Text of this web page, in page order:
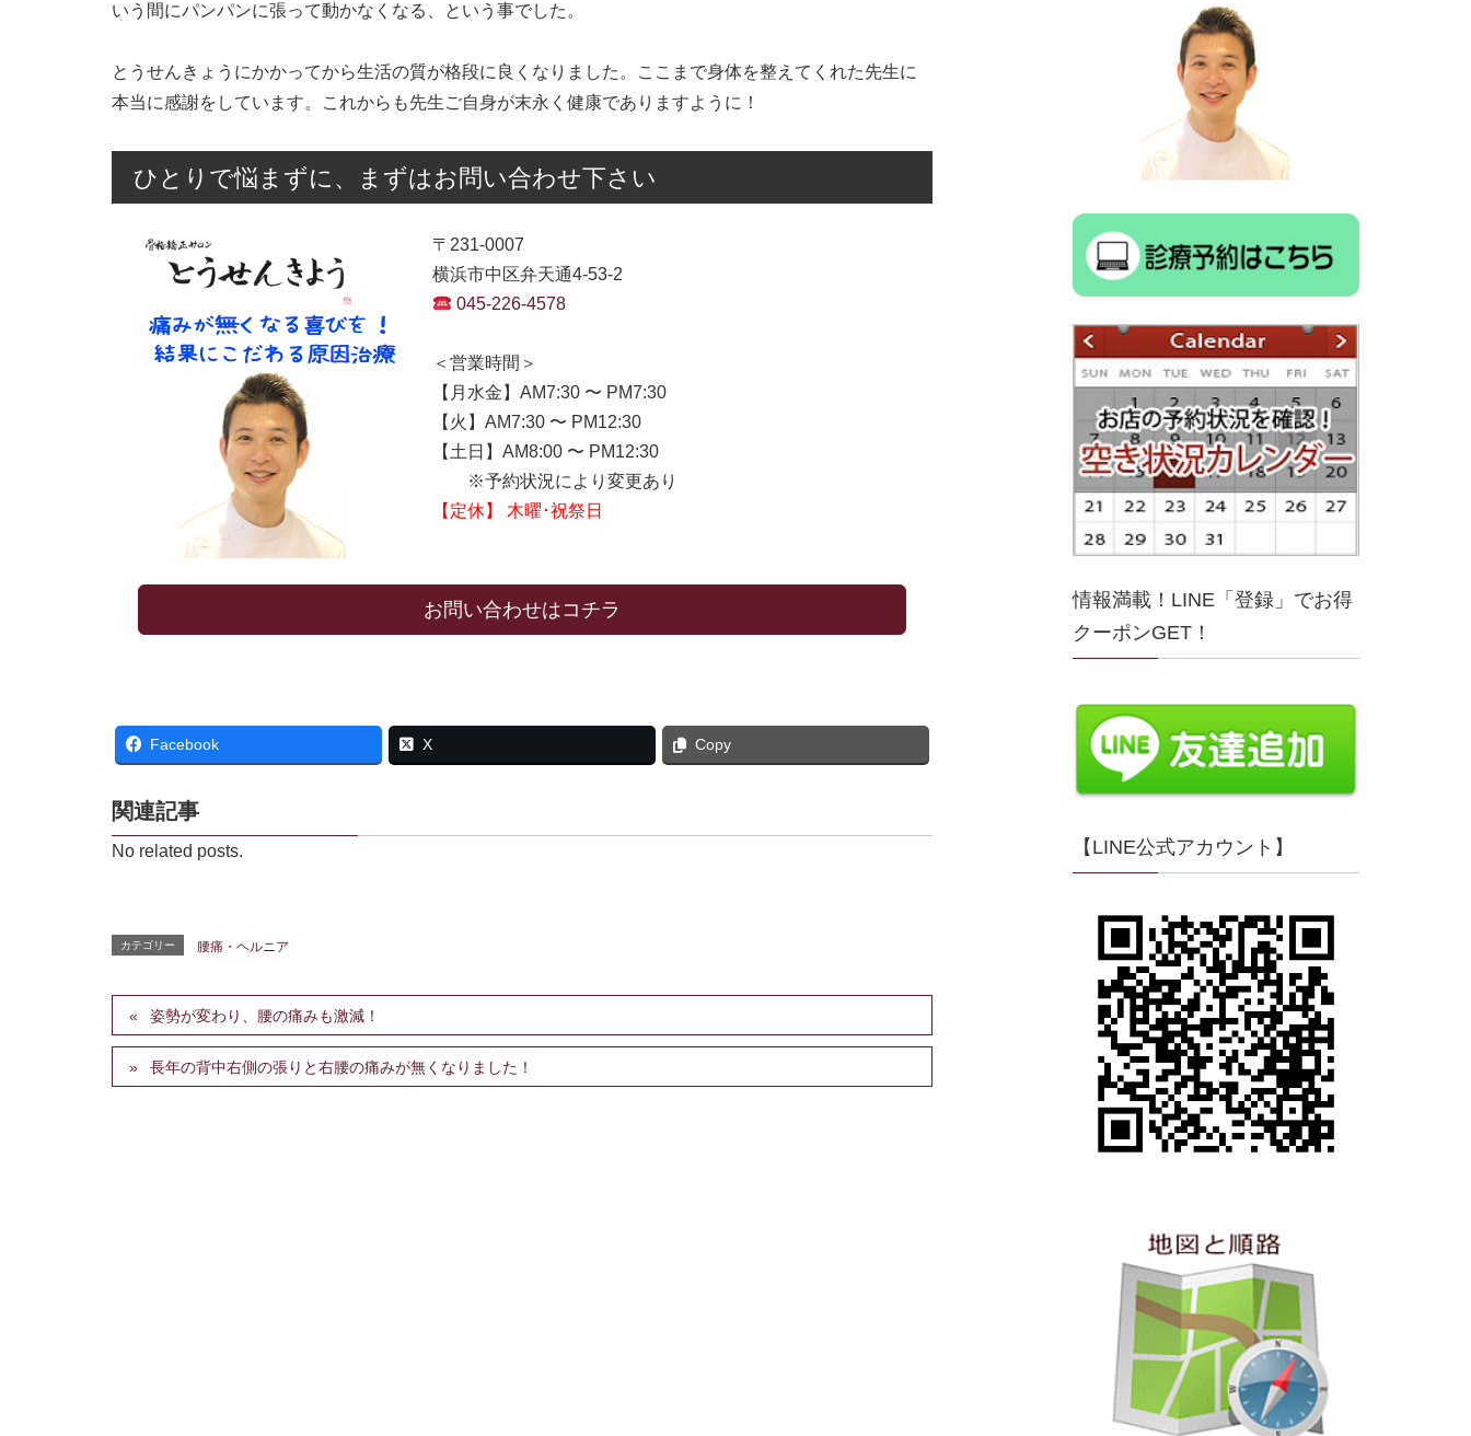
いう間にパンパンに張って動かなくなる、という事でした。
とうせんきょうにかかってから生活の質が格段に良くなりました。ここまで身体を整えてくれた先生に
本当に感謝をしています。これからも先生ご自身が末永く健康でありますように！
ひとりで悩まずに、まずはお問い合わせ下さい
〒231-0007
横浜市中区弁天通4-53-2
045-226-4578
＜営業時間＞
【月水金】AM7:30 〜 PM7:30
【火】AM7:30 〜 PM12:30
【土日】AM8:00 〜 PM12:30
※予約状況により変更あり
【定休】 木曜･祝祭日
お問い合わせはコチラ
Facebook X Copy
関連記事
No related posts.
カテゴリー 腰痛・ヘルニア
姿勢が変わり、腰の痛みも激減！
長年の背中右側の張りと右腰の痛みが無くなりました！
情報満載！LINE「登録」でお得
クーポンGET！
【LINE公式アカウント】